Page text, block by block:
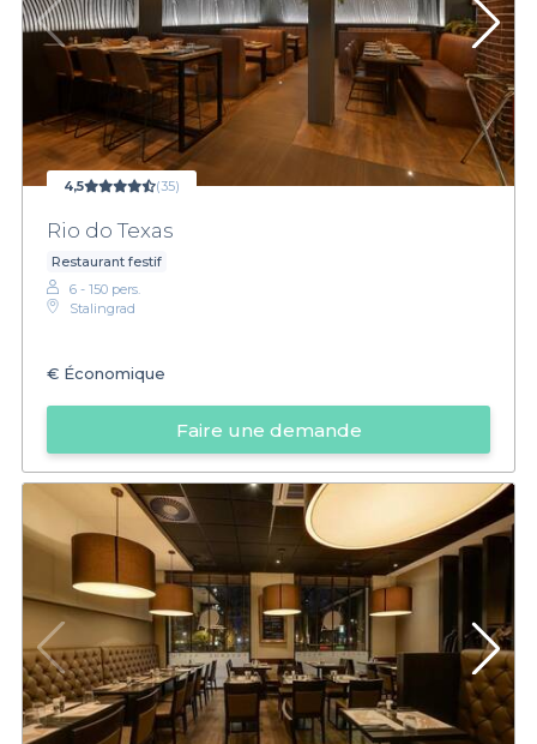
4,5 (35)
Rio do Texas
Restaurant festif
6 - 150 pers.
Stalingrad
€ Économique
Faire une demande